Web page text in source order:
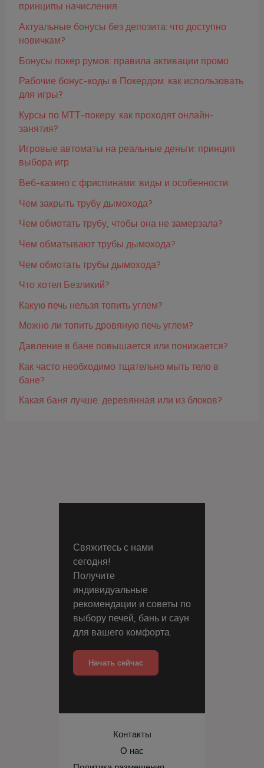
принципы начисления
Актуальные бонусы без депозита: что доступно
новичкам?
Бонусы покер румов: правила активации промо
Рабочие бонус-коды в Покердом: как использовать
для игры?
Курсы по МТТ-покеру: как проходят онлайн-
занятия?
Игровые автоматы на реальные деньги: принцип
выбора игр
Веб-казино с фриспинами: виды и особенности
Чем закрыть трубу дымохода?
Чем обмотать трубу, чтобы она не замерзала?
Чем обматывают трубы дымохода?
Чем обмотать трубы дымохода?
Что хотел Безликий?
Какую печь нельзя топить углем?
Можно ли топить дровяную печь углем?
Давление в бане повышается или понижается?
Как часто необходимо тщательно мыть тело в
бане?
Какая баня лучше: деревянная или из блоков?
Свяжитесь с нами
сегодня!
Получите
индивидуальные
рекомендации и советы по
выбору печей, бань и саун
для вашего комфорта.
Начать сейчас
Контакты
О нас